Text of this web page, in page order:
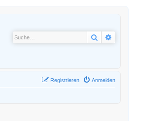
Suche
Anmelden
Registrieren